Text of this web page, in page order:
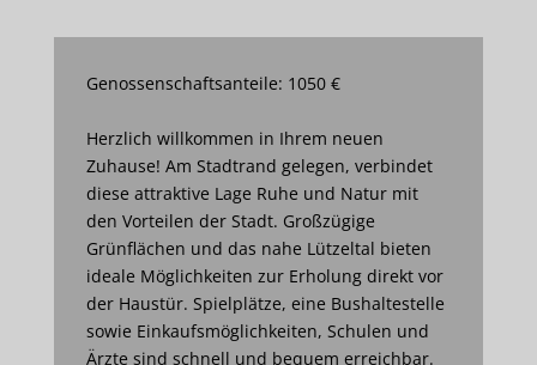
Genossenschaftsanteile: 1050 €
Herzlich willkommen in Ihrem neuen
Zuhause! Am Stadtrand gelegen, verbindet
diese attraktive Lage Ruhe und Natur mit
den Vorteilen der Stadt. Großzügige
Grünflächen und das nahe Lützeltal bieten
ideale Möglichkeiten zur Erholung direkt vor
der Haustür. Spielplätze, eine Bushaltestelle
sowie Einkaufsmöglichkeiten, Schulen und
Ärzte sind schnell und bequem erreichbar.